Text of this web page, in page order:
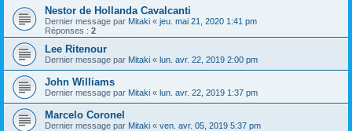
Nestor de Hollanda Cavalcanti
Dernier message par Mitaki « jeu. mai 21, 2020 1:41 pm
Réponses : 2
Lee Ritenour
Dernier message par Mitaki « lun. avr. 22, 2019 2:00 pm
John Williams
Dernier message par Mitaki « lun. avr. 22, 2019 1:37 pm
Marcelo Coronel
Dernier message par Mitaki « ven. avr. 05, 2019 5:37 pm